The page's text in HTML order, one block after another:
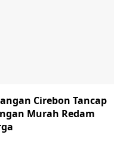
Cirebon Tancap
Murah Redam